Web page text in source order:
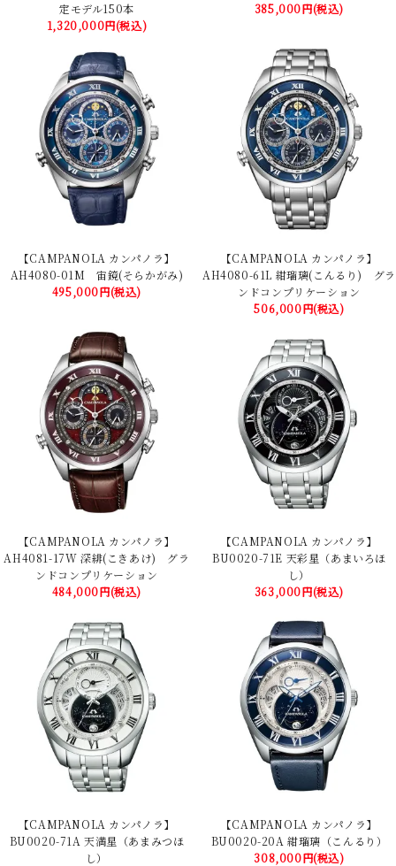
定モデル150本
1,320,000円(税込)
385,000円(税込)
【CAMPANOLA カンパノラ】
AH4080-01M 宙鏡(そらかがみ)
495,000円(税込)
【CAMPANOLA カンパノラ】
AH4080-61L 紺瑠璃(こんるり) グラ
ンドコンプリケーション
506,000円(税込)
【CAMPANOLA カンパノラ】
AH4081-17W 深緋(こきあけ) グラ
ンドコンプリケーション
484,000円(税込)
【CAMPANOLA カンパノラ】
BU0020-71E 天彩星（あまいろほ
し）
363,000円(税込)
【CAMPANOLA カンパノラ】
BU0020-71A 天満星（あまみつほ
し）
【CAMPANOLA カンパノラ】
BU0020-20A 紺瑠璃（こんるり）
308,000円(税込)